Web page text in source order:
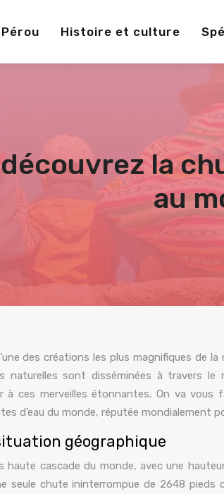
Histoire et culture
la
au
des créations les plus magnifiques de
naturelles sont disséminées à travers
à ces merveilles étonnantes. On va vous
d’eau du monde, réputée mondialement
géographique
haute cascade du monde, avec une
seule chute ininterrompue de 2648 pieds